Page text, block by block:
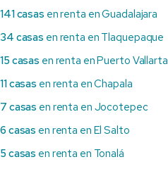
141 casas en renta en Guadalajara
34 casas en renta en Tlaquepaque
15 casas en renta en Puerto Vallarta
11 casas en renta en Chapala
7 casas en renta en Jocotepec
6 casas en renta en El Salto
5 casas en renta en Tonalá